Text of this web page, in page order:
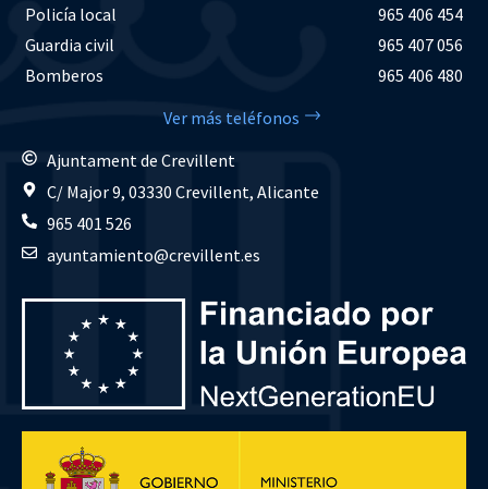
Policía local
965 406 454
Guardia civil
965 407 056
Bomberos
965 406 480
Ver más teléfonos
Ajuntament de Crevillent
C/ Major 9, 03330 Crevillent, Alicante
965 401 526
ayuntamiento@crevillent.es